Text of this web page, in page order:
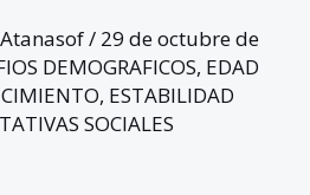
/ 29 de octubre de
DEMOGRAFICOS, EDAD
, ESTABILIDAD
SOCIALES